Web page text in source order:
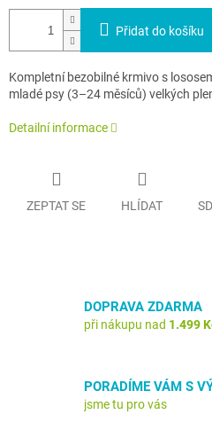
Přidat do košíku
Kompletní bezobilné krmivo s
mladé psy (3–24 měsíců) velkých
Detailní informace
ZEPTAT SE HLÍDAT
DOPRAVA ZDARMA
při nákupu nad 1.499
PORADÍME VÁM S
jsme tu pro vás